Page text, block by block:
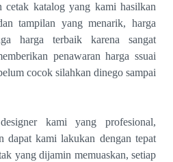
cetak katalog yang kami hasilkan
tampilan yang menarik, harga
harga terbaik karena sangat
penawaran harga ssuai
cocok silahkan dinego sampai
kami yang profesional,
dapat kami lakukan dengan tepat
yang dijamin memuaskan, setiap